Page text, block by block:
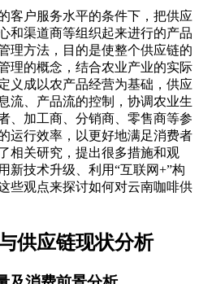
客户服务水平的条件下，把供应
和渠道商等组织起来进行的产品
理方法，目的是使整个供应链的
理的概念，结合农业产业的实际
义成以农产品经营为基础，供应
流、产品流的控制，协调农业生
、加工商、分销商、零售商等参
运行效率，以更好地满足消费者
相关研究，提出很多措施和观
新技术升级、利用“互联网+”构
些观点来探讨如何对云南咖啡供
供应链现状分析